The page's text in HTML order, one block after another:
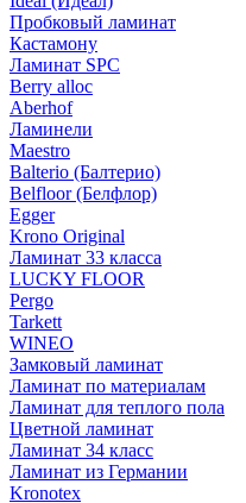
Пробковый ламинат
Кастамону
Ламинат SPC
Berry alloc
Aberhof
Ламинели
Maestro
Balterio (Балтерио)
Belfloor (Белфлор)
Egger
Krono Original
Ламинат 33 класса
LUCKY FLOOR
Pergo
Tarkett
WINEO
Замковый ламинат
Ламинат по материалам
Ламинат для теплого пола
Цветной ламинат
Ламинат 34 класс
Ламинат из Германии
Kronotex